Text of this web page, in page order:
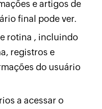
e artigos de
final pode ver.
rotina , incluindo
registros e
do usuário
a acessar o